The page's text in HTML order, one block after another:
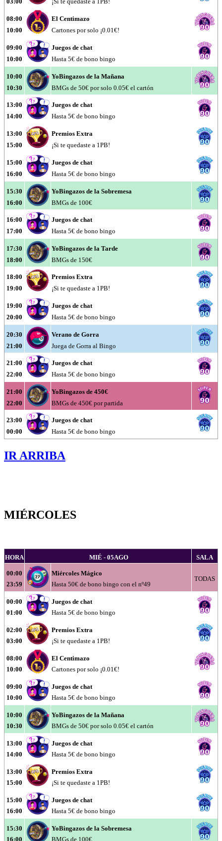
08:00
10:00
El Centimazo
Cartones por solo ¡0.01€!
09:00
10:00
Juegos de chat
Hasta 5€ de bono bingo
10:00
10:30
YoBingazos de la Mañana
BMGs de 50€ por solo 0.05€ el cartón
13:00
14:00
Juegos de chat
Hasta 5€ de bono bingo
13:00
15:00
Premios Extra
¡Si te quedaste a 1PB!
15:00
16:00
Juegos de chat
Hasta 5€ de bono bingo
15:30
16:00
YoBingazos de la Sobremesa
BMGs de 100€
16:00
17:00
Juegos de chat
Hasta 5€ de bono bingo
17:30
18:00
YoBingazos de la Tarde
BMGs de 150€
18:00
19:00
Premios Extra
¡Si te quedaste a 1PB!
19:00
20:00
Juegos de chat
Hasta 5€ de bono bingo
20:30
21:00
Verano de Gorra
Juega de Gorra al Bingo
21:00
22:00
Juegos de chat
Hasta 5€ de bono bingo
21:00
22:00
YoBingazos de 450€
BMGs de 450€ por partida
23:00
00:00
Juegos de chat
Hasta 5€ de bono bingo
IR ARRIBA
MIÉRCOLES
HORA MIÉ - 05AGO SALA
00:00
23:59
Miércoles Mágico
Hasta 50€ de bono bingo con el nº49
TODAS
00:00
01:00
Juegos de chat
Hasta 5€ de bono bingo
02:00
03:00
Premios Extra
¡Si te quedaste a 1PB!
08:00
10:00
El Centimazo
Cartones por solo ¡0.01€!
09:00
10:00
Juegos de chat
Hasta 5€ de bono bingo
10:00
10:30
YoBingazos de la Mañana
BMGs de 50€ por solo 0.05€ el cartón
13:00
14:00
Juegos de chat
Hasta 5€ de bono bingo
13:00
15:00
Premios Extra
¡Si te quedaste a 1PB!
15:00
16:00
Juegos de chat
Hasta 5€ de bono bingo
15:30
16:00
YoBingazos de la Sobremesa
BMGs de 100€